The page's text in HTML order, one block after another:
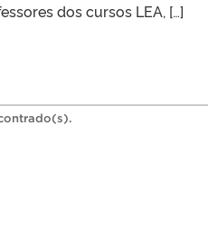
dos cursos LEA, […]